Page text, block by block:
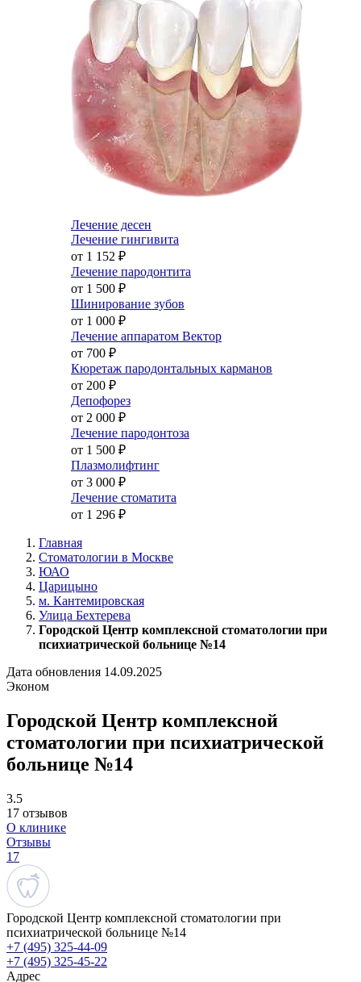
Лечение десен
Лечение гингивита
от 1 152 ₽
Лечение пародонтита
от 1 500 ₽
Шинирование зубов
от 1 000 ₽
Лечение аппаратом Вектор
от 700 ₽
Кюретаж пародонтальных карманов
от 200 ₽
Депофорез
от 2 000 ₽
Лечение пародонтоза
от 1 500 ₽
Плазмолифтинг
от 3 000 ₽
Лечение стоматита
от 1 296 ₽
Главная
Стоматологии в Москве
ЮАО
Царицыно
м. Кантемировская
Улица Бехтерева
Городской Центр комплексной стоматологии при
психиатрической больнице №14
Дата обновления 14.09.2025
Эконом
Городской Центр комплексной
стоматологии при психиатрической
больнице №14
3.5
17 отзывов
О клинике
Отзывы
17
Городской Центр комплексной стоматологии при
психиатрической больнице №14
+7 (495) 325-44-09
+7 (495) 325-45-22
Адрес